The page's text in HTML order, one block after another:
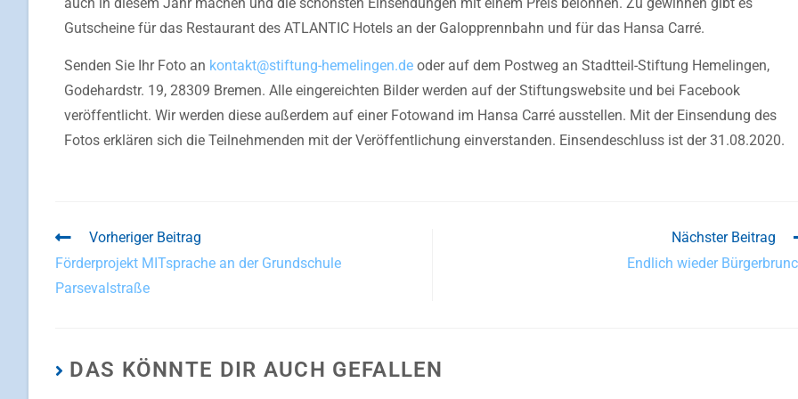
auch in diesem Jahr machen und die schönsten Einsendungen mit einem Preis belohnen. Zu gewinnen gibt es
Gutscheine für das Restaurant des ATLANTIC Hotels an der Galopprennbahn und für das Hansa Carré.
Senden Sie Ihr Foto an kontakt@stiftung-hemelingen.de oder auf dem Postweg an Stadtteil-Stiftung Hemelingen,
Godehardstr. 19, 28309 Bremen. Alle eingereichten Bilder werden auf der Stiftungswebsite und bei Facebook
veröffentlicht. Wir werden diese außerdem auf einer Fotowand im Hansa Carré ausstellen. Mit der Einsendung des
Fotos erklären sich die Teilnehmenden mit der Veröffentlichung einverstanden. Einsendeschluss ist der 31.08.2020.
Vorheriger Beitrag
Förderprojekt MITsprache an der Grundschule
Parsevalstraße
Nächster Beitrag
Endlich wieder
DAS KÖNNTE DIR AUCH GEFALLEN